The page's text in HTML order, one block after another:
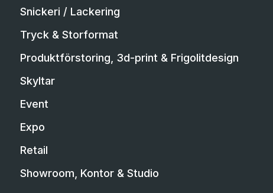
Snickeri / Lackering
Tryck & Storformat
Produktförstoring, 3d-print & Frigolitdesign
Skyltar
Event
Expo
Retail
Showroom, Kontor & Studio